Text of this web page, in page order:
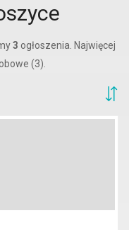
3 ogłoszenia. Najwięcej
(3).